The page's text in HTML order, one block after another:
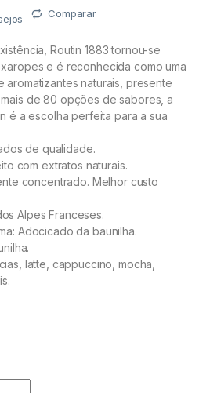
Comparar
Routin 1883 tornou-se
e é reconhecida como uma
aromatizantes naturais, presente
de 80 opções de sabores, a
é a escolha perfeita para a sua
de qualidade.
com extratos naturais.
concentrado. Melhor custo
Alpes Franceses.
Adocicado da baunilha.
latte, cappuccino, mocha,
- Vanilla Vanille 1000ml quantity